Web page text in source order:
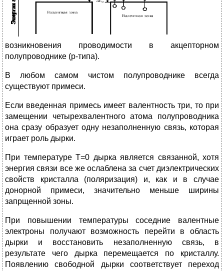
возникновения проводимости в акцепторном
полупроводнике (р-типа).
В любом самом чистом полупроводнике всегда
существуют примеси.
Если введенная примесь имеет валентность три, то при
замещении четырехвалентного атома полупроводника
она сразу образует одну незаполненную связь, которая
играет роль дырки.
При температуре Т=0 дырка является связанной, хотя
энергия связи все же ослаблена за счет диэлектрических
свойств кристалла (поляризация) и, как и в случае
донорной примеси, значительно меньше ширины
запрщенной зоны.
При повышении температуры соседние валентные
электроны получают возможность перейти в область
дырки и восстановить незаполненную связь, в
результате чего дырка перемещается по кристаллу.
Появлению свободной дырки соответствует переход